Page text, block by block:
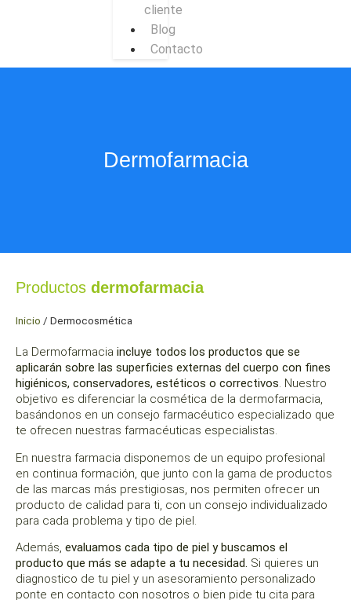
cliente
Blog
Contacto
Dermofarmacia
Productos dermofarmacia
Inicio / Dermocosmética
La Dermofarmacia incluye todos los productos que se
aplicarán sobre las superficies externas del cuerpo con fines
higiénicos, conservadores, estéticos o correctivos. Nuestro
objetivo es diferenciar la cosmética de la dermofarmacia,
basándonos en un consejo farmacéutico especializado que
te ofrecen nuestras farmacéuticas especialistas.
En nuestra farmacia disponemos de un equipo profesional
en continua formación, que junto con la gama de productos
de las marcas más prestigiosas, nos permiten ofrecer un
producto de calidad para ti, con un consejo individualizado
para cada problema y tipo de piel.
Además, evaluamos cada tipo de piel y buscamos el
producto que más se adapte a tu necesidad. Si quieres un
diagnostico de tu piel y un asesoramiento personalizado
ponte en contacto con nosotros o bien pide tu cita para